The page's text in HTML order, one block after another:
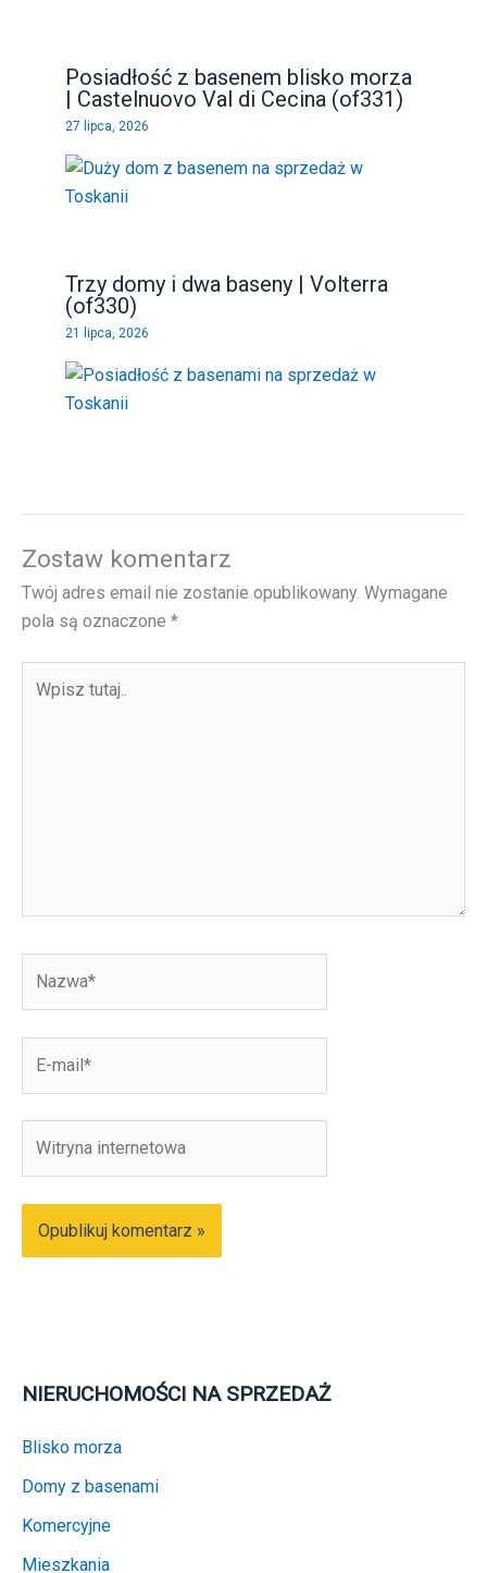
Posiadłość z basenem blisko morza
| Castelnuovo Val di Cecina (of331)
27 lipca, 2026
Trzy domy i dwa baseny | Volterra
(of330)
21 lipca, 2026
Zostaw komentarz
Twój adres email nie zostanie opublikowany. Wymagane
pola są oznaczone *
tutaj..
mail*
internetowa
NIERUCHOMOŚCI NA SPRZEDAŻ
Blisko morza
Domy z basenami
Komercyjne
Mieszkania